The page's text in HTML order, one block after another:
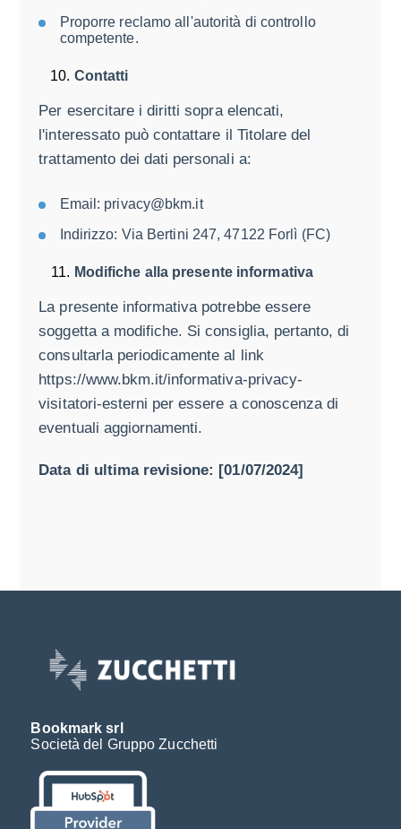
Proporre reclamo all'autorità di controllo
competente.
Contatti
Per esercitare i diritti sopra elencati,
l'interessato può contattare il Titolare del
trattamento dei dati personali a:
Email: privacy@bkm.it
Indirizzo: Via Bertini 247, 47122 Forlì (FC)
Modifiche alla presente informativa
La presente informativa potrebbe essere
soggetta a modifiche. Si consiglia, pertanto, di
consultarla periodicamente al link
https://www.bkm.it/informativa-privacy-
visitatori-esterni per essere a conoscenza di
eventuali aggiornamenti.
Data di ultima revisione: [01/07/2024]
Bookmark srl
Società del Gruppo Zucchetti